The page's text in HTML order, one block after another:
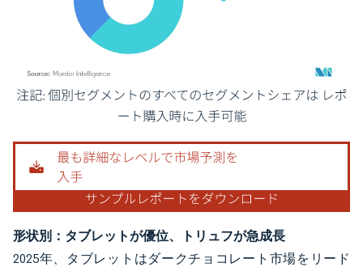
画像 © Mordor Intelligence。再利用にはCC BY 4.0の表示が必要です。
形状別：タブレットが優位、トリュフが急成長
2025年、タブレットはダークチョコレート市場をリード